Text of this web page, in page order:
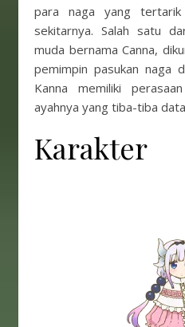
para naga yang
sekitarnya. Salah satu
muda bernama Canna,
pemimpin pasukan naga
Kanna memiliki
ayahnya yang tiba-tiba
Karakter